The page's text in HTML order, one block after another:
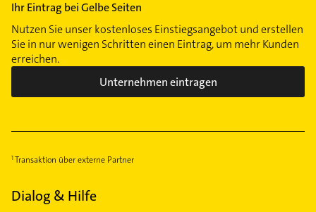
Ihr Eintrag bei Gelbe Seiten
Nutzen Sie unser kostenloses Einstiegsangebot und erstellen
Sie in nur wenigen Schritten einen Eintrag, um mehr Kunden
erreichen.
Unternehmen eintragen
Transaktion über externe Partner
Dialog & Hilfe